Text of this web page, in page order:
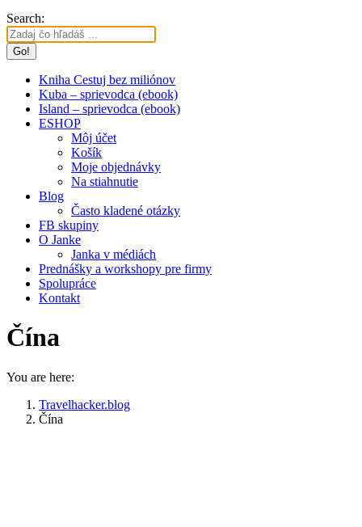
Search:
Kniha Cestuj bez miliónov
Kuba – sprievodca (ebook)
Island – sprievodca (ebook)
ESHOP
Môj účet
Košík
Moje objednávky
Na stiahnutie
Blog
Často kladené otázky
FB skupiny
O Janke
Janka v médiách
Prednášky a workshopy pre firmy
Spolupráce
Kontakt
Čína
You are here:
Travelhacker.blog
Čína